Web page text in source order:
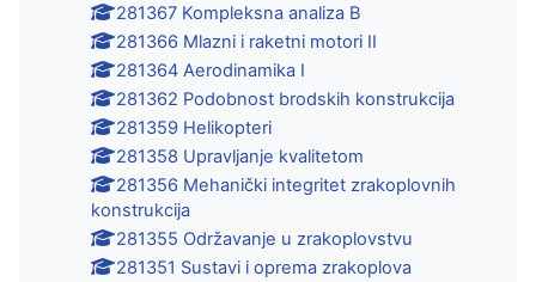
281367 Kompleksna analiza B
281366 Mlazni i raketni motori II
281364 Aerodinamika I
281362 Podobnost brodskih konstrukcija
281359 Helikopteri
281358 Upravljanje kvalitetom
281356 Mehanički integritet zrakoplovnih
konstrukcija
281355 Održavanje u zrakoplovstvu
281351 Sustavi i oprema zrakoplova